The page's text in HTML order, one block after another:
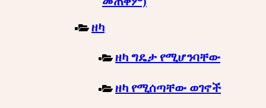
ዘካ
ዘካ ግዴታ የሚሆንባቸው
ዘካ የሚሰጣቸው ወገኖች